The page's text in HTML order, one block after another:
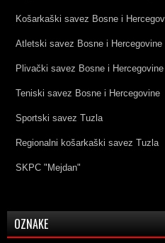
Košarkaški savez Bosne i
Atletski savez Bosne i Hercegovine
Plivački savez Bosne i Hercegovine
Teniski savez Bosne i Hercegovine
Sportski savez Tuzla
Regionalni košarkaški savez Tuzla
SKPC "Mejdan"
OZNAKE